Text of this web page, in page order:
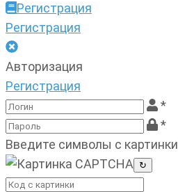
Регистрация
Регистрация
Авторизация
Регистрация
*
*
Введите символы с картинки
↻